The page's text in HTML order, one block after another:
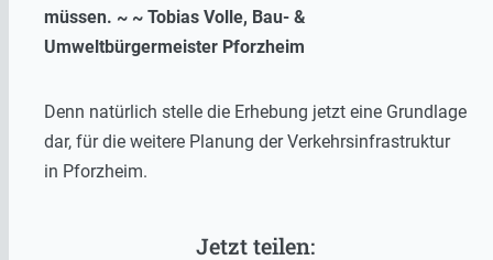
müssen. ~ ~ Tobias Volle, Bau- &
Umweltbürgermeister Pforzheim
Denn natürlich stelle die Erhebung jetzt eine Grundlage
dar, für die weitere Planung der Verkehrsinfrastruktur
in Pforzheim.